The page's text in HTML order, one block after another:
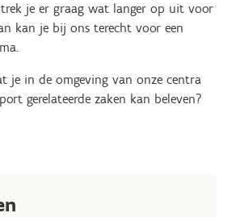
je er graag wat langer op uit voor
kan je bij ons terecht voor een
je in de omgeving van onze centra
gerelateerde zaken kan beleven?